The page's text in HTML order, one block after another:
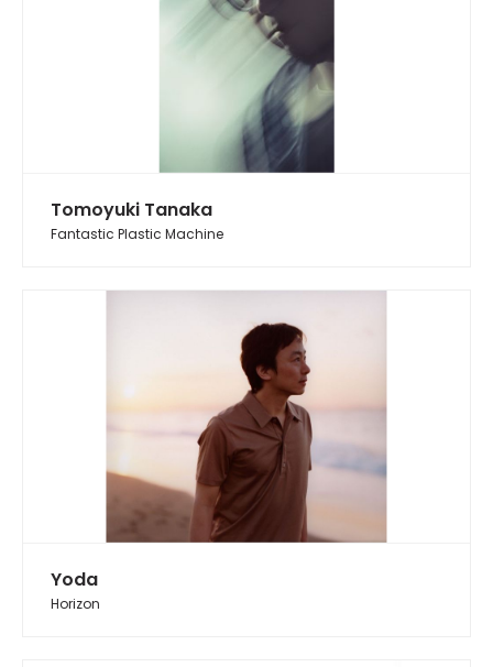
Tomoyuki Tanaka
Fantastic Plastic Machine
Yoda
Horizon